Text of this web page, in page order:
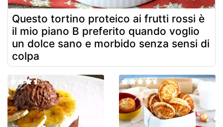
Questo tortino proteico ai frutti rossi è
il mio piano B preferito quando voglio
un dolce sano e morbido senza sensi di
colpa